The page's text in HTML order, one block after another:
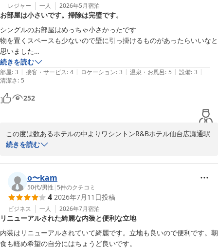
客室デスクの大きさなどお客様のご期待に添えず申し訳ございませ
ん。
今後の検討課題として改善に取り組んでまいります。
今後もお客様が快適にお過ごしいただけるお部屋とサービスを
提供できるよう精進してまいります。
またのお越しを心よりお待ち申し上げております。
フロント　橋本
ワシントンＲ＆Ｂホテル仙台広瀬通駅前
レジャー 一人 2026年5月宿泊
お部屋は小さいです。掃除は完璧です。
シングルのお部屋はめっちゃ小さかったです
物を置くスペースも少ないので壁に引っ掛けるものがあったらいいなと
思いました
机も小さいので内食は気をつけましょう
私は寝れればいいのでなんとでもなりました
掃除は部屋も水回りもとてもきれいでした
窓にはカーテン代わりの引き戸付きだったのでしっかり暗くして眠れて
入り込む朝日に起こされずに済みました
続きを読む
部屋: 3 | 接客・サービス: 4 | ロケーション: 3 | 温泉・お風呂: 5 | 設備: 3 |
清潔さ: 5
252
この度は数あるホテルの中よりワシントンR&Bホテル仙台広瀬通駅
前にご宿泊頂き、誠にありがとうございます。
お部屋の広さ、客室デスクの大きさなどお客様のご期待に添えず申
し訳ございませんでした。施設設備につきましては今すぐの改善が
出来ませんが、お客様から頂戴しました貴重なご意見として今後改
善に取り組んでまいります。
またのお越しを心よりお待ち申し上げております。
続きを読む
o〜kam
50代/男性 | 5件のクチコミ
4 2026年7月11日投稿
ビジネス 一人 2026年7月宿泊
リニューアルされた綺麗な内装と便利な立地
内装はリニューアルされていて綺麗です。立地も良いので便利です。朝
食も軽め希望の自分にはちょうど良いです。